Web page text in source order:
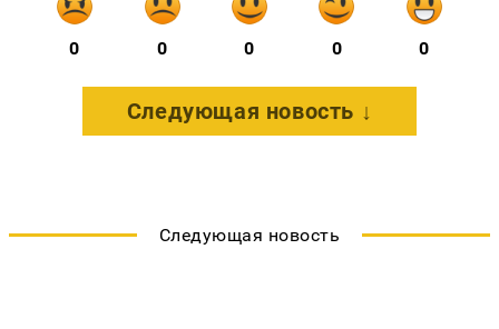
0 0 0 0 0
Следующая новость ↓
Следующая новость